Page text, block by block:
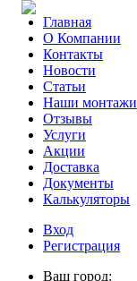
Главная
О Компании
Контакты
Новости
Статьи
Наши монтажи
Отзывы
Услуги
Акции
Доставка
Документы
Калькуляторы
Вход
Регистрация
Ваш город: